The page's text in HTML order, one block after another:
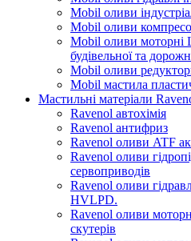
Mobil оливи
Mobil оливи
Mobil оливи моторні
будівельної та
Mobil оливи
Mobil мастила
Мастильні матеріали
Ravenol автохімія
Ravenol антифриз
Ravenol оливи ATF
Ravenol оливи
сервоприводів
Ravenol оливи
HVLPD.
Ravenol оливи
скутерів